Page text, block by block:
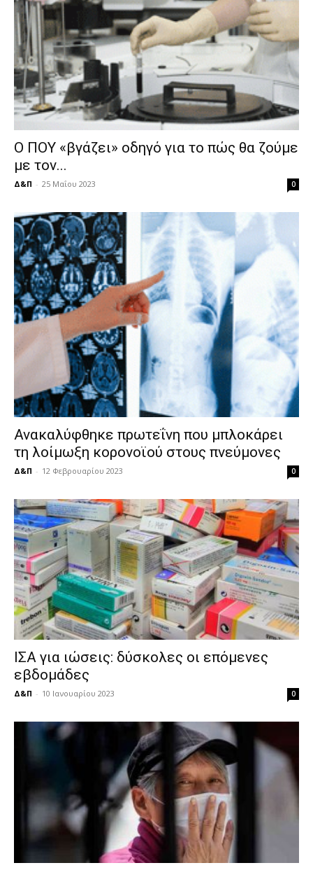
Ο ΠΟΥ «βγάζει» οδηγό για το πώς θα ζούμε
με τον...
Δ&Π - 25 Μαΐου 2023 0
Ανακαλύφθηκε πρωτεΐνη που μπλοκάρει
τη λοίμωξη κορονοϊού στους πνεύμονες
Δ&Π - 12 Φεβρουαρίου 2023 0
ΙΣΑ για ιώσεις: δύσκολες οι επόμενες
εβδομάδες
Δ&Π - 10 Ιανουαρίου 2023 0